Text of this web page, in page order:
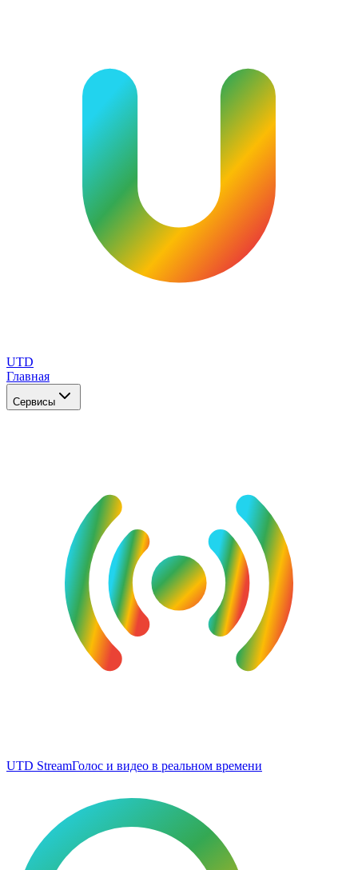
UTD
Главная
Сервисы
UTD StreamГолос и видео в реальном времени